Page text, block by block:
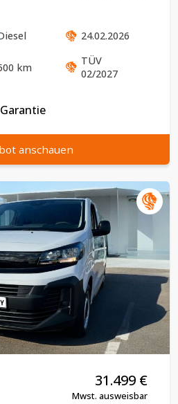
24.02.2026
km
TÜV
02/2027
Garantie
anschauen
31.499 €
Mwst. ausweisbar